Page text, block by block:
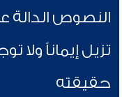
النصوص الدالة
تزيل إيماناً ولا
حقيقته